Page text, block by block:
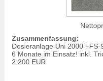
Zusammenfassung:
Dosieranlage Uni 2000 i-
6 Monate im Einsatz! inkl.
2.200 EUR